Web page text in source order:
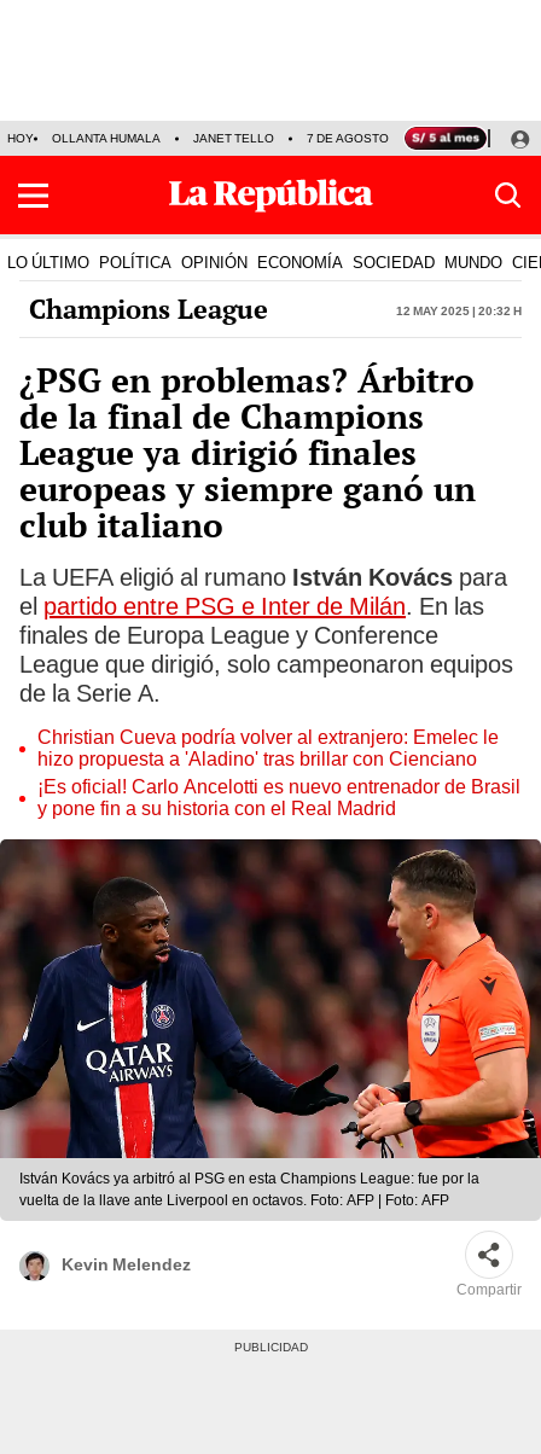
HOY OLLANTA HUMALA JANET TELLO 7 DE AGOSTO TINKA RESULTADOS
LO ÚLTIMO POLÍTICA OPINIÓN ECONOMÍA SOCIEDAD MUNDO
Champions League 12 May 2025 | 20:32 h
¿PSG en problemas? Árbitro
de la final de Champions
League ya dirigió finales
europeas y siempre ganó un
club italiano
La UEFA eligió al rumano István Kovács para
el partido entre PSG e Inter de Milán. En las
finales de Europa League y Conference
League que dirigió, solo campeonaron equipos
de la Serie A.
Christian Cueva podría volver al extranjero: Emelec le
hizo propuesta a 'Aladino' tras brillar con Cienciano
¡Es oficial! Carlo Ancelotti es nuevo entrenador de Brasil
y pone fin a su historia con el Real Madrid
István Kovács ya arbitró al PSG en esta Champions League: fue por la
vuelta de la llave ante Liverpool en octavos. Foto: AFP | Foto: AFP
Kevin Melendez
Compartir